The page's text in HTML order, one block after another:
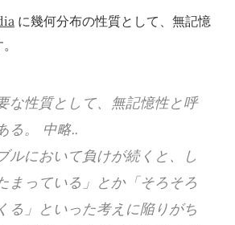
に幾何分布の性質として、無記憶
な性質として、無記憶性と呼
る。 中略..
ルにおいて負けが続くと、し
まっている」とか「そろそろ
る」といった考えに陥りがち